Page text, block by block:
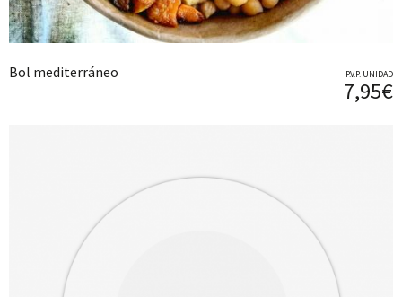
Bol mediterráneo P.V.P. UNIDAD
7,95€